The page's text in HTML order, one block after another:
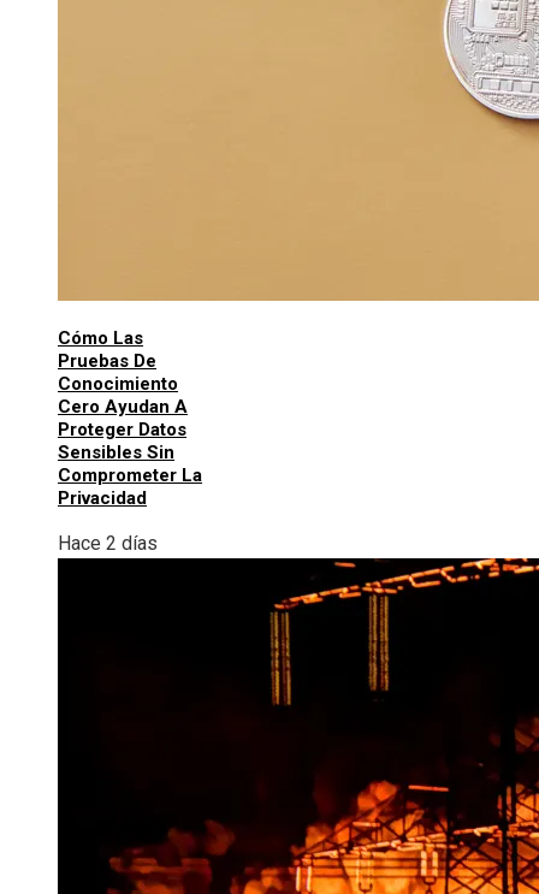
Cómo Las
Pruebas De
Conocimiento
Cero Ayudan A
Proteger Datos
Sensibles Sin
Comprometer La
Privacidad
Hace 2 días